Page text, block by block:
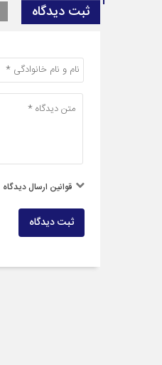
ثبت دیدگاه
قوانین ارسال دیدگاه
ثبت دیدگاه